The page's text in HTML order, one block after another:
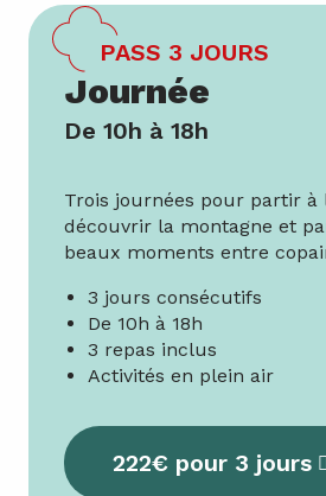
PASS 3 JOURS
Journée
De 10h à 18h
Trois journées pour partir à
découvrir la montagne et
beaux moments entre
3 jours consécutifs
De 10h à 18h
3 repas inclus
Activités en plein air
222€ pour 3 jours